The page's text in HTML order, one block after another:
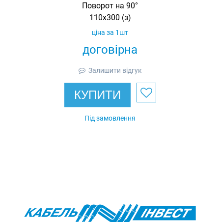
Поворот на 90°
110х300 (з)
договірна
ціна за 1шт
Залишити відгук
КУПИТИ
Під замовлення